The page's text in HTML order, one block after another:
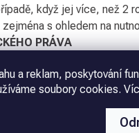
a reklam, poskytování
soubory cookies.
když jej více, než 2
s ohledem na
PRÁVA
a samozřejmě ve
v návrhu
je doprava zdarma.
poplatků stanovených
Smlouvy a před